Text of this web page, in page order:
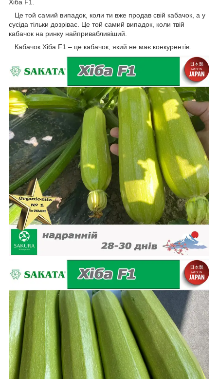
Хіба F1.
Це той самий випадок, коли ти вже продав свій кабачок, а у
сусіда тільки дозріває. Це той самий випадок, коли твій
кабачок на ринку найпривабливіший.
Кабачок Хіба F1 – це кабачок, який не має конкурентів.